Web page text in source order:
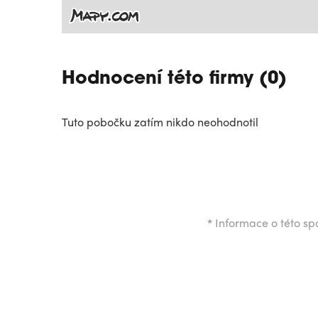
Hodnocení této firmy (0)
Tuto pobočku zatím nikdo neohodnotil
* Informace o této